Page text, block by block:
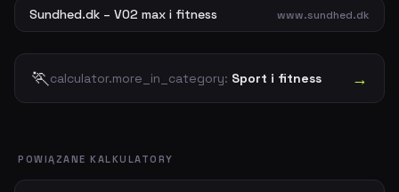
Sundhed.dk – VO2 max i fitness www.sundhed.dk
🏃calculator.more_in_category: Sport i fitness →
POWIĄZANE KALKULATORY